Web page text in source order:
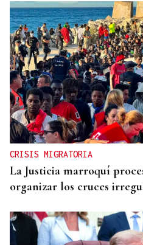
CRISIS MIGRATORIA
La Justicia marroquí
organizar los cruces